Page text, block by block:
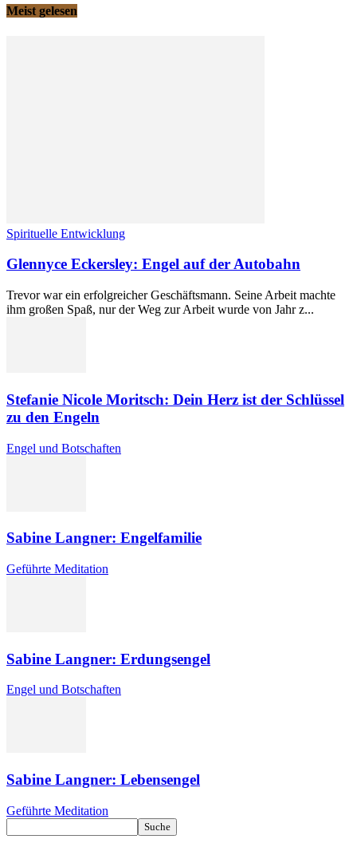
Meist gelesen
Spirituelle Entwicklung
Glennyce Eckersley: Engel auf der Autobahn
Trevor war ein erfolgreicher Geschäftsmann. Seine Arbeit machte
ihm großen Spaß, nur der Weg zur Arbeit wurde von Jahr z...
Stefanie Nicole Moritsch: Dein Herz ist der Schlüssel
zu den Engeln
Engel und Botschaften
Sabine Langner: Engelfamilie
Geführte Meditation
Sabine Langner: Erdungsengel
Engel und Botschaften
Sabine Langner: Lebensengel
Geführte Meditation